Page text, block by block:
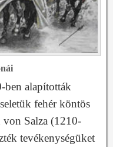
ben alapították
fehér köntös
von Salza (1210-
tevékenységüket